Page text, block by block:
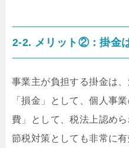
2-2. メリット②：掛金
事業主が負担する掛金は
「損金」として、個人事
費」として、税法上認めら
節税対策としても非常に有